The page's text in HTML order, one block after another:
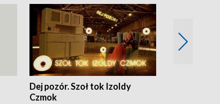
Dej pozór. Szoł tok Izoldy
Czmok